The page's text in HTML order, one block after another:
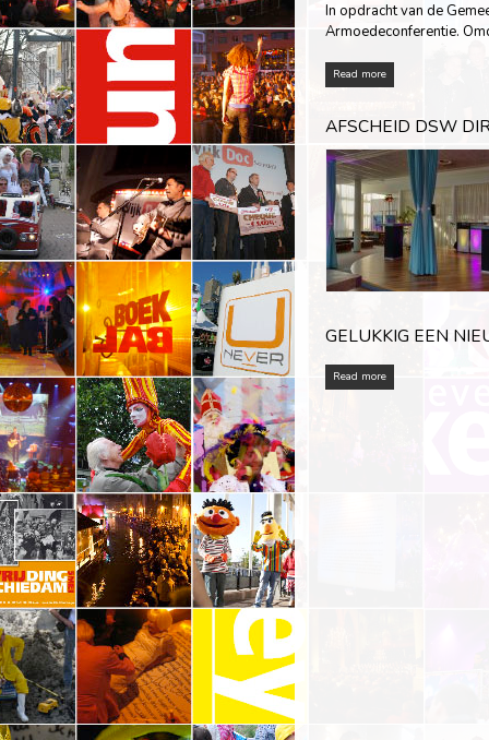
In opdracht van de
Armoedeconferentie.
Read more
AFSCHEID DSW
GELUKKIG EEN
Read more